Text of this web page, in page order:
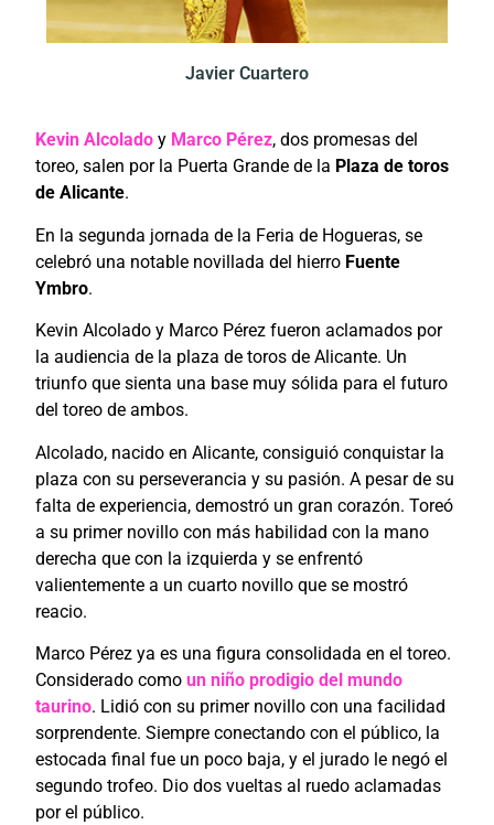
Javier Cuartero
Kevin Alcolado y Marco Pérez, dos promesas del
toreo, salen por la Puerta Grande de la Plaza de toros
de Alicante.
En la segunda jornada de la Feria de Hogueras, se
celebró una notable novillada del hierro Fuente
Ymbro.
Kevin Alcolado y Marco Pérez fueron aclamados por
la audiencia de la plaza de toros de Alicante. Un
triunfo que sienta una base muy sólida para el futuro
del toreo de ambos.
Alcolado, nacido en Alicante, consiguió conquistar la
plaza con su perseverancia y su pasión. A pesar de su
falta de experiencia, demostró un gran corazón. Toreó
a su primer novillo con más habilidad con la mano
derecha que con la izquierda y se enfrentó
valientemente a un cuarto novillo que se mostró
reacio.
Marco Pérez ya es una figura consolidada en el toreo.
Considerado como un niño prodigio del mundo
taurino. Lidió con su primer novillo con una facilidad
sorprendente. Siempre conectando con el público, la
estocada final fue un poco baja, y el jurado le negó el
segundo trofeo. Dio dos vueltas al ruedo aclamadas
por el público.